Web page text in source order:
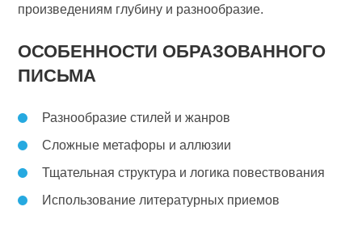
произведениям глубину и разнообразие.
ОСОБЕННОСТИ ОБРАЗОВАННОГО
ПИСЬМА
Разнообразие стилей и жанров
Сложные метафоры и аллюзии
Тщательная структура и логика повествования
Использование литературных приемов